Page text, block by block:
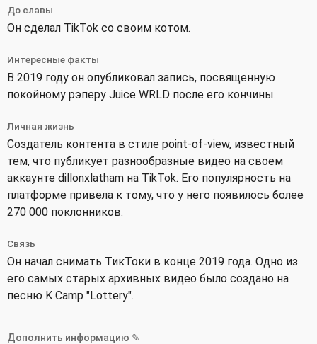
До славы
Он сделал TikTok со своим котом.
Интересные факты
В 2019 году он опубликовал запись, посвященную
покойному рэперу Juice WRLD после его кончины.
Личная жизнь
Создатель контента в стиле point-of-view, известный
тем, что публикует разнообразные видео на своем
аккаунте dillonxlatham на TikTok. Его популярность на
платформе привела к тому, что у него появилось более
270 000 поклонников.
Связь
Он начал снимать ТикТоки в конце 2019 года. Одно из
его самых старых архивных видео было создано на
песню K Camp "Lottery".
Дополнить информацию ✎